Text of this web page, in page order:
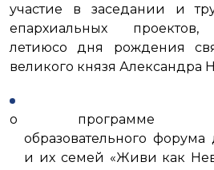
участие в заседании и
епархиальных проектов,
летиюсо дня рождения
великого князя Александра
о программе
образовательного
и их семей «Живи как